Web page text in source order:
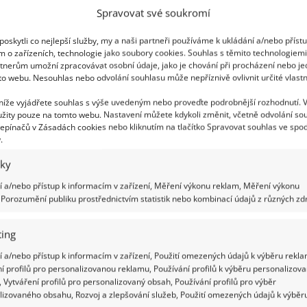
Spravovat své soukromí
co nejlepší služby, my a naši partneři používáme k ukládání a/nebo
o zařízeních, technologie jako soubory cookies. Souhlas s těmito
umožní zpracovávat osobní údaje, jako je chování při procházení nebo
webu. Nesouhlas nebo odvolání souhlasu může nepříznivě ovlivnit určité
vyjádřete souhlas s výše uvedeným nebo proveďte podrobnější rozhodnutí.
pouze na tomto webu. Nastavení můžete kdykoli změnit, včetně odvolání
v Zásadách cookies nebo kliknutím na tlačítko Spravovat souhlas ve
a/nebo přístup k informacím v zařízení, Měření výkonu reklam, Měření výkonu
publiku prostřednictvím statistik nebo kombinací údajů z různých
a/nebo přístup k informacím v zařízení, Použití omezených údajů k výběru
profilů pro personalizovanou reklamu, Používání profilů k výběru
Vytváření profilů pro personalizovaný obsah, Používání profilů pro výběr
obsahu, Rozvoj a zlepšování služeb, Použití omezených údajů k
skandinávský styl bydlení je při rekonstrukcích
jedním z těch vůbec nejžádanějších. Pro svůj
byt o rozloze necelých šedesáti metrů
se ho rozhodla použít i mladá žena, která si navíc
design interiéru navrhla sama.
koupelna má své kouzlo v
materiálech a detailech
neboli venkovský styl patří poslední dobou k velmi
a to i když se řeší koupelna. Je určitou protiváhou
a kamenem, nás navrací zpátky do starých časů. Hitem
se stávají rustikální koupelny, které nabízejí
a příjemnou atmosféru, po které po těžkém dni v práci